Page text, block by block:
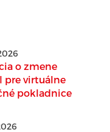
o zmene
pre virtuálne
pokladnice